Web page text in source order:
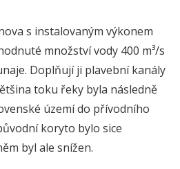
s instalovaným výkonem
množství vody 400 m³/s
Doplňují ji plavební kanály
toku řeky byla následně
území do přívodního
koryto bylo sice
byl ale snížen.